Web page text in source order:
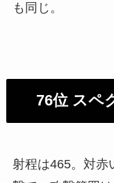
も同じ。
76位 スペ
射程は465。対赤